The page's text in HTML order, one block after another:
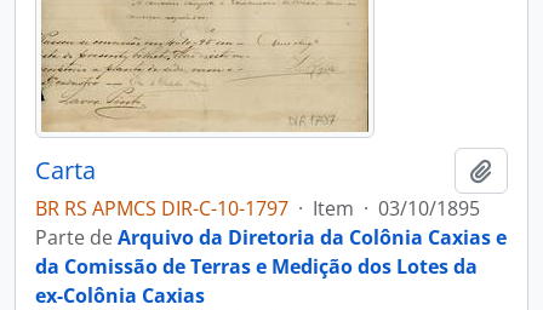
Carta
BR RS APMCS DIR-C-10-1797 · Item · 03/10/1895
Parte deArquivo da Diretoria da Colônia Caxias e
da Comissão de Terras e Medição dos Lotes da
ex-Colônia Caxias